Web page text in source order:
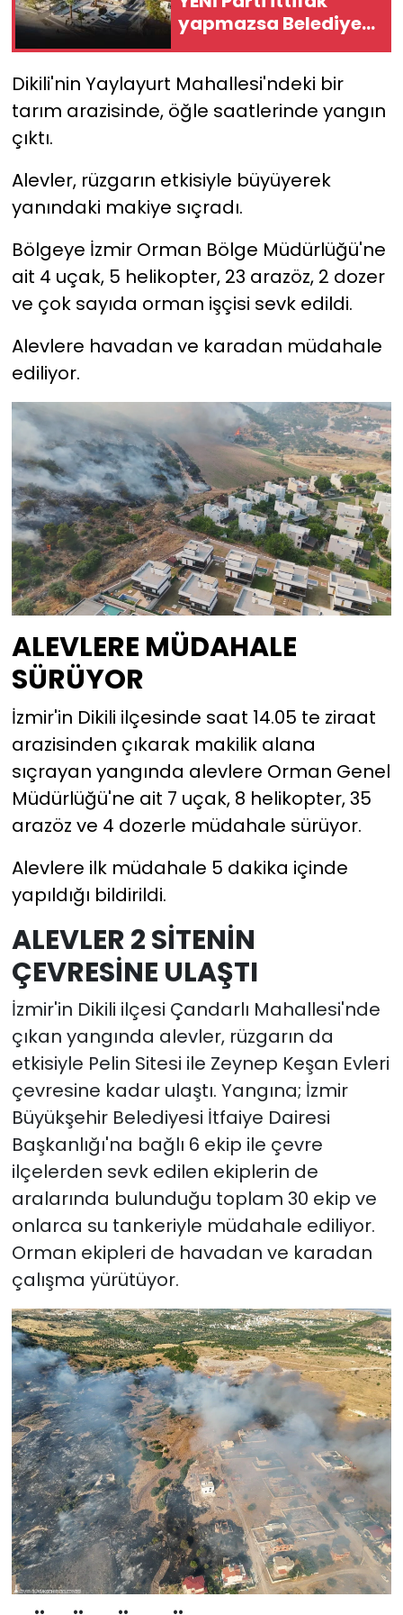
yapmazsa Belediye
AK Parti'ye geçebilir!
Dikili'nin Yaylayurt Mahallesi'ndeki bir
tarım arazisinde, öğle saatlerinde yangın
çıktı.
Alevler, rüzgarın etkisiyle büyüyerek
yanındaki makiye sıçradı.
Bölgeye İzmir Orman Bölge Müdürlüğü'ne
ait 4 uçak, 5 helikopter, 23 arazöz, 2 dozer
ve çok sayıda orman işçisi sevk edildi.
Alevlere havadan ve karadan müdahale
ediliyor.
ALEVLERE MÜDAHALE
SÜRÜYOR
İzmir'in Dikili ilçesinde saat 14.05 te ziraat
arazisinden çıkarak makilik alana
sıçrayan yangında alevlere Orman Genel
Müdürlüğü'ne ait 7 uçak, 8 helikopter, 35
arazöz ve 4 dozerle müdahale sürüyor.
Alevlere ilk müdahale 5 dakika içinde
yapıldığı bildirildi.
ALEVLER 2 SİTENİN
ÇEVRESİNE ULAŞTI
İzmir'in Dikili ilçesi Çandarlı Mahallesi'nde
çıkan yangında alevler, rüzgarın da
etkisiyle Pelin Sitesi ile Zeynep Keşan Evleri
çevresine kadar ulaştı. Yangına; İzmir
Büyükşehir Belediyesi İtfaiye Dairesi
Başkanlığı'na bağlı 6 ekip ile çevre
ilçelerden sevk edilen ekiplerin de
aralarında bulunduğu toplam 30 ekip ve
onlarca su tankeriyle müdahale ediliyor.
Orman ekipleri de havadan ve karadan
çalışma yürütüyor.
Yurt